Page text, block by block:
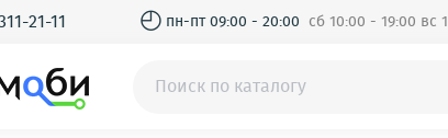
21-11 ◴ пн-пт 09:00 - 20:00 сб 10:00 - 19:00 вс